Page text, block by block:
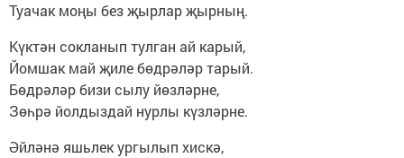
Туачак моңы без җырлар җырның.
Күктән сокланып тулган ай карый,
Йомшак май җиле бөдрәләр тарый.
Бөдрәләр бизи сылу йөзләрне,
Зөһрә йолдыздай нурлы күзләрне.
Әйләнә яшьлек ургылып хискә,